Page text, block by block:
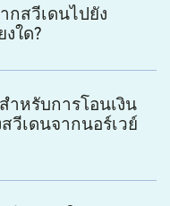
กสวีเดนไปยัง
งใด?
ำหรับการโอนเงิน
วีเดนจากนอร์เวย์